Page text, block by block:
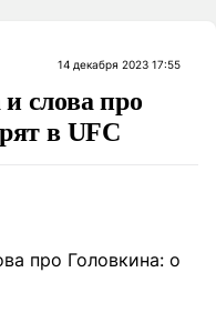
14 декабря 2023 17:55
слова про
в UFC